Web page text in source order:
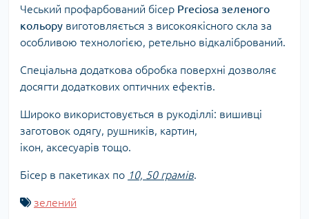
Чеський профарбований бісер Preciosa зеленого
кольору виготовляється з високоякісного скла за
особливою технологією, ретельно відкалібрований.
Спеціальна додаткова обробка поверхні дозволяє
досягти додаткових оптичних ефектів.
Широко використовується в рукоділлі: вишивці
заготовок одягу, рушників, картин,
ікон, аксесуарів тощо.
Бісер в пакетиках по 10, 50 грамів.
зелений